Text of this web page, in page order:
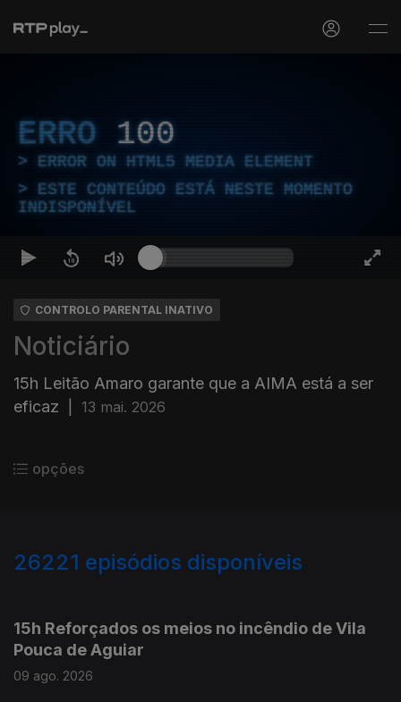
ERRO 100
ERROR ON HTML5 MEDIA ELEMENT
ESTE CONTEÚDO ESTÁ NESTE MOMENTO
INDISPONÍVEL
CONTROLO PARENTAL INATIVO
Noticiário
15h Leitão Amaro garante que a AIMA está a ser
eficaz
13 mai. 2026
opções
26221 episódios disponíveis
15h Reforçados os meios no incêndio de Vila
Pouca de Aguiar
09 ago. 2026